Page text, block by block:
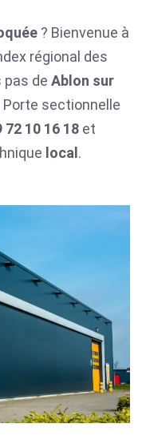
? Bienvenue à
régional des
pas de Ablon sur
Porte sectionnelle
72 10 16 18 et
local .